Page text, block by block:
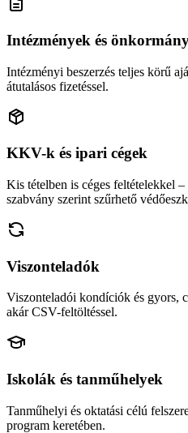
Intézmények és
Intézményi beszerzés teljes körű
átutalásos fizetéssel.
KKV-k és ipari cégek
Kis tételben is céges feltételekkel
szabvány szerint szűrhető
Viszonteladók
Viszonteladói kondíciók és gyors,
akár CSV-feltöltéssel.
Iskolák és tanműhelyek
Tanműhelyi és oktatási célú
program keretében.